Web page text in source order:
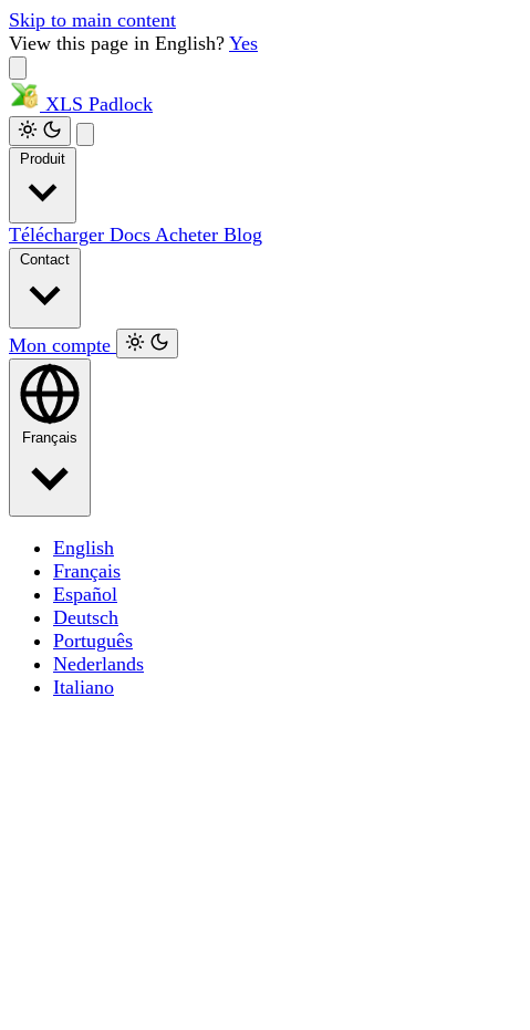
Skip to main content
View this page in English? Yes
XLS Padlock
Télécharger Docs Acheter Blog
Mon compte
Français
English
Français
Español
Deutsch
Português
Nederlands
Italiano